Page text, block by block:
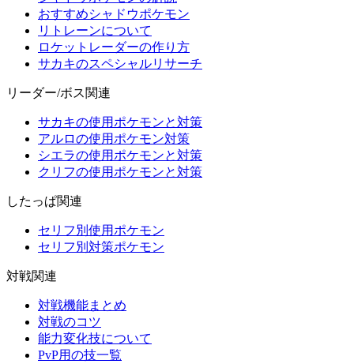
おすすめシャドウポケモン
リトレーンについて
ロケットレーダーの作り方
サカキのスペシャルリサーチ
リーダー/ボス関連
サカキの使用ポケモンと対策
アルロの使用ポケモン対策
シエラの使用ポケモンと対策
クリフの使用ポケモンと対策
したっぱ関連
セリフ別使用ポケモン
セリフ別対策ポケモン
対戦関連
対戦機能まとめ
対戦のコツ
能力変化技について
PvP用の技一覧